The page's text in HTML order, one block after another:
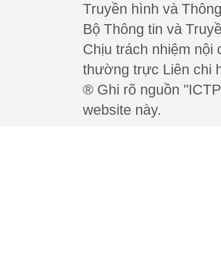
Truyền hình và
Bộ Thông tin và
Chịu trách nhiệm nội
thường trực Liên chi
® Ghi rõ nguồn
website này.